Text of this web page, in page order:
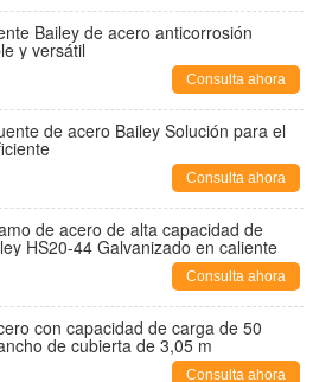
Bailey de acero anticorrosión
y versátil
Consulta ahora
de acero Bailey Solución para el
Consulta ahora
de acero de alta capacidad de
HS20-44 Galvanizado en caliente
Consulta ahora
con capacidad de carga de 50
de cubierta de 3,05 m
Consulta ahora